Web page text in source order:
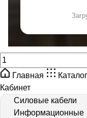
Главная
Каталог
Кабинет
Силовые кабели
Информационные